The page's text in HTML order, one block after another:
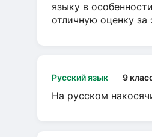
языку в
отличную оценку
Русский язык 9
На русском